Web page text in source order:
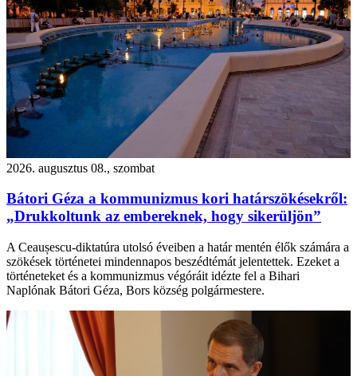
2026. augusztus 08., szombat
Bátori Géza a kommunizmus kori határszökésekről:
„Drukkoltunk az embereknek, hogy sikerüljön”
A Ceaușescu-diktatúra utolsó éveiben a határ mentén élők számára a
szökések történetei mindennapos beszédtémát jelentettek. Ezeket a
történeteket és a kommunizmus végóráit idézte fel a Bihari
Naplónak Bátori Géza, Bors község polgármestere.